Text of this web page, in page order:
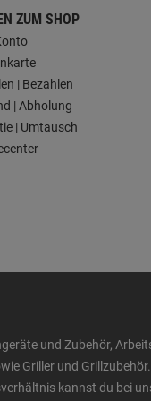
ZUM SHOP
| Bezahlen
| Abholung
| Umtausch
und Zubehör,
Griller und
kannst du bei